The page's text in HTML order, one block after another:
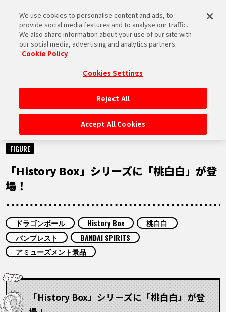
MEN
HOME
NEWS
RANKING
MOVIE
COLUMNS
ABOUT
LANGUAGE
NEWS
2026.02.25
FIGURE
「History Box」シリーズに「桃白白」が登
場！
ドラゴンボール History Box
桃白白
バンプレスト
BANDAI SPIRITS
アミューズメント景品
「History Box」シリーズに「桃白白」が登
We use cookies to personalise content and ads, to
provide social media features and to analyse our traffic.
We also share information about your use of our site with
our social media, advertising and analytics partners.
Cookie Policy
Cookies Settings
Reject All
Accept All Cookies